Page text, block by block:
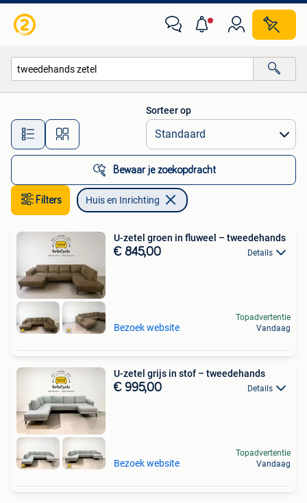
Alle afstanden…
Sorteer op
Bewaar je zoekopdracht
Filters Huis en Inrichting
U-zetel groen in fluweel – tweedehands
€ 845,00 Details
Bezoek website
Topadvertentie
Vandaag
U-zetel grijs in stof – tweedehands
€ 995,00 Details
Bezoek website
Topadvertentie
Vandaag